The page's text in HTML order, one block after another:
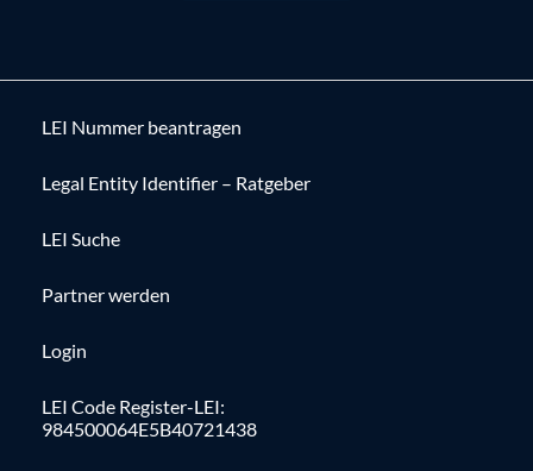
LEI Nummer beantragen
Legal Entity Identifier – Ratgeber
LEI Suche
Partner werden
Login
LEI Code Register-LEI:
984500064E5B40721438